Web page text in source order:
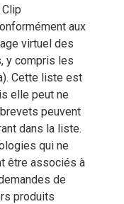
aux
virtuel des
y compris les
Cette liste est
elle peut ne
peuvent
dans la liste.
qui ne
être associés à
de
produits